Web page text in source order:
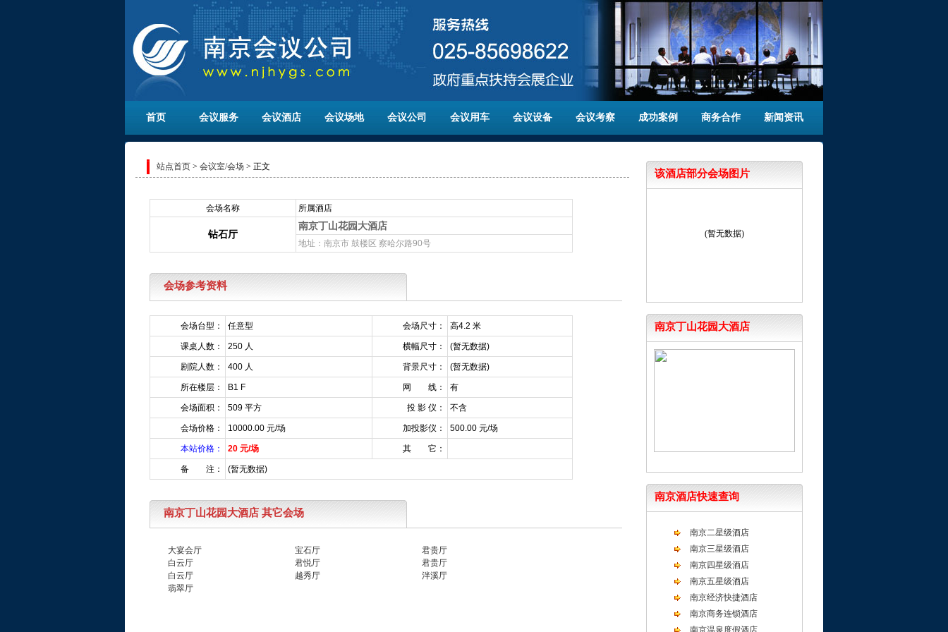
首页 会议服务 会议酒店 会议场地 会议公司 会议用车 会议设备 会议考察 成功案例 商务合作 新闻资讯
站点首页 > 会议室/会场 > 正文
会场名称 所属酒店
钻石厅
南京丁山花园大酒店
地址：南京市 鼓楼区 察哈尔路90号
会场参考资料
会场台型： 任意型 会场尺寸： 高4.2 米
课桌人数： 250 人 横幅尺寸： (暂无数据)
剧院人数： 400 人 背景尺寸： (暂无数据)
所在楼层： B1 F 网 线： 有
会场面积： 509 平方 投 影 仪： 不含
会场价格： 10000.00 元/场 加投影仪： 500.00 元/场
本站价格： 20 元/场 其 它：
备 注： (暂无数据)
南京丁山花园大酒店 其它会场
大宴会厅 宝石厅
君贵厅
白云厅
君悦厅
君贵厅
白云厅
越秀厅
泮溪厅
翡翠厅
该酒店部分会场图片
(暂无数据)
南京丁山花园大酒店
南京酒店快速查询
南京二星级酒店
南京三星级酒店
南京四星级酒店
南京五星级酒店
南京经济快捷酒店
南京商务连锁酒店
南京温泉度假酒店